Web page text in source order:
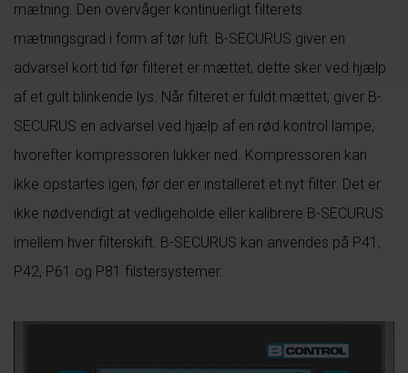
mætning. Den overvåger kontinuerligt filterets
mætningsgrad i form af tør luft. B-SECURUS giver en
advarsel kort tid før filteret er mættet, dette sker ved hjælp
af et gult blinkende lys. Når filteret er fuldt mættet, giver B-
SECURUS en advarsel ved hjælp af en rød kontrol lampe,
hvorefter kompressoren lukker ned. Kompressoren kan
ikke opstartes igen, før der er installeret et nyt filter. Det er
ikke nødvendigt at vedligeholde eller kalibrere B-SECURUS
imellem hver filterskift. B-SECURUS kan anvendes på P41,
P42, P61 og P81 filstersystemer.